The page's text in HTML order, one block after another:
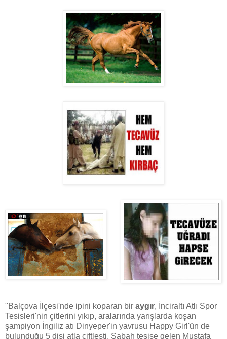
"Balçova İlçesi'nde ipini koparan bir aygır, İnciraltı Atlı Spor
Tesisleri'nin çitlerini yıkıp, aralarında yarışlarda koşan
şampiyon İngiliz atı Dinyeper'in yavrusu Happy Girl'ün de
bulunduğu 5 dişi atla çiftleşti. Sabah tesise gelen Mustafa